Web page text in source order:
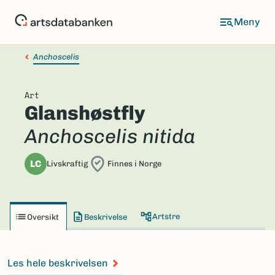
Anchoscelis
Art
Glanshøstfly
Anchoscelis nitida
LC Livskraftig Finnes i Norge
Oversikt Beskrivelse Artstre
Les hele beskrivelsen